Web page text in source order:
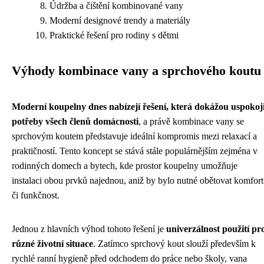
Údržba a čištění kombinované vany
Moderní designové trendy a materiály
Praktické řešení pro rodiny s dětmi
Výhody kombinace vany a sprchového koutu
Moderní koupelny dnes nabízejí řešení, která dokážou
potřeby všech členů domácnosti, a právě kombinace vany se
sprchovým koutem představuje ideální kompromis mezi relaxací a
praktičností. Tento koncept se stává stále populárnějším zejména v
rodinných domech a bytech, kde prostor koupelny umožňuje
instalaci obou prvků najednou, aniž by bylo nutné obětovat komfort
či funkčnost.
Jednou z hlavních výhod tohoto řešení je univerzálnost použití
různé životní situace. Zatímco sprchový kout slouží především k
rychlé ranní hygieně před odchodem do práce nebo školy, vana